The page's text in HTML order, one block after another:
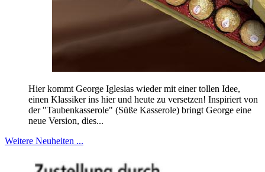
Hier kommt George Iglesias wieder mit einer tollen Idee,
einen Klassiker ins hier und heute zu versetzen! Inspiriert von
der "Taubenkasserole" (Süße Kasserole) bringt George eine
neue Version, dies...
Weitere Neuheiten ...